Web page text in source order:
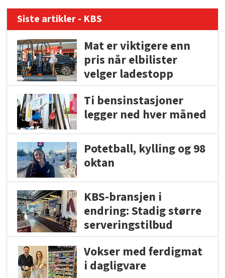
Siste artikler - KBS
Mat er viktigere enn
pris når elbilister
velger ladestopp
Ti bensinstasjoner
legger ned hver måned
Potetball, kylling og 98
oktan
KBS-bransjen i
endring: Stadig større
serveringstilbud
Vokser med ferdigmat
i dagligvare